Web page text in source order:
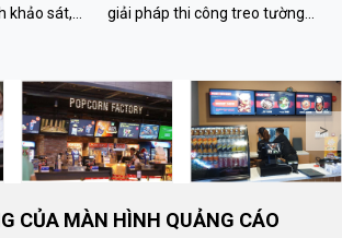
khảo sát,
giải pháp thi công treo tường
nội dung từ xa.
>
CỦA MÀN HÌNH QUẢNG CÁO